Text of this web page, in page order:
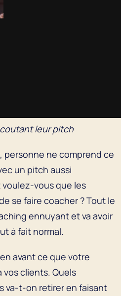
leur pitch
personne ne comprend ce
un pitch aussi
vous que les
se faire coacher ? Tout le
ennuyant et va avoir
à fait normal.
avant ce que votre
clients. Quels
va-t-on retirer en faisant